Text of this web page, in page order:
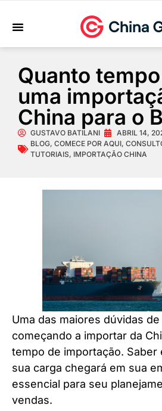
Quanto
uma
China para o
GUSTAVO BATILANI
ABRIL 14,
BLOG, COMECE POR AQUI,
TUTORIAIS, IMPORTAÇÃO CHINA
Uma das maiores dúvidas
começando a importar da
tempo de importação. Saber
sua carga chegará em sua
essencial para seu
vendas.